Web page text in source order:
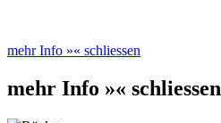
mehr Info »« schliessen
mehr Info »« schliessen